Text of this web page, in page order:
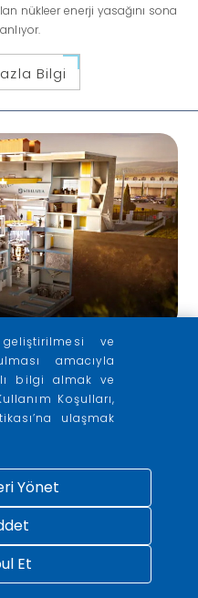
ve
amacıyla
bilgi almak ve
Koşulları,
ulaşmak
Yönet
Et
nükleer enerji yasağını sona
Bilgi
CEA to consider
MSR at
salt reactor developer
Energies & Atomic Energy
for a feasibility study for
its Alvin experimental reactor
site in southern France.
Bilgi